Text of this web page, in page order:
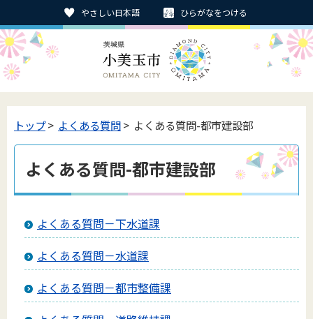
やさしい日本語 ひらがなをつける
トップ> よくある質問> よくある質問-都市建設部
よくある質問-都市建設部
よくある質問－下水道課
よくある質問－水道課
よくある質問－都市整備課